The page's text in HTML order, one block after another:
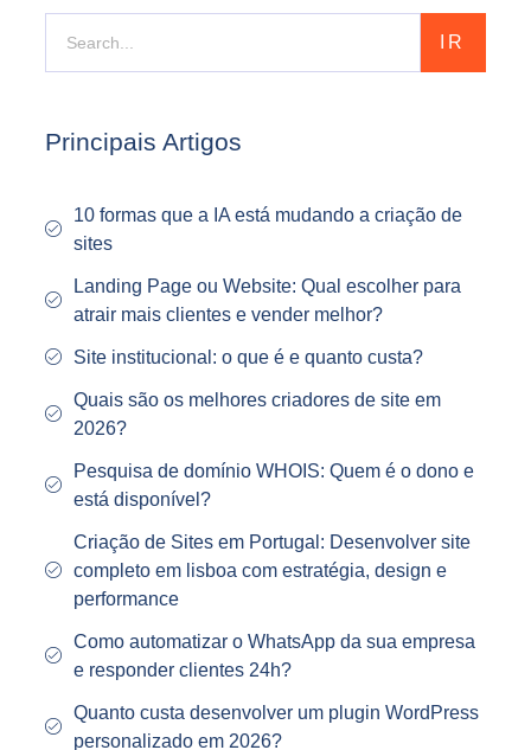
IR
Principais Artigos
10 formas que a IA está mudando a criação de
sites
Landing Page ou Website: Qual escolher para
atrair mais clientes e vender melhor?
Site institucional: o que é e quanto custa?
Quais são os melhores criadores de site em
2026?
Pesquisa de domínio WHOIS: Quem é o dono e
está disponível?
Criação de Sites em Portugal: Desenvolver site
completo em lisboa com estratégia, design e
performance
Como automatizar o WhatsApp da sua empresa
e responder clientes 24h?
Quanto custa desenvolver um plugin WordPress
personalizado em 2026?